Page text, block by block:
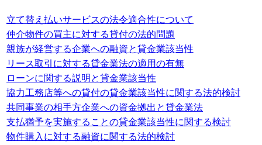
立て替え払いサービスの法令適合性について
仲介物件の買主に対する貸付の法的問題
親族が経営する企業への融資と貸金業該当性
リース取引に対する貸金業法の適用の有無
ローンに関する説明と貸金業該当性
協力工務店等への貸付の貸金業該当性に関する法的検討
共同事業の相手方企業への資金拠出と貸金業法
支払猶予を実施することの貸金業該当性に関する検討
物件購入に対する融資に関する法的検討